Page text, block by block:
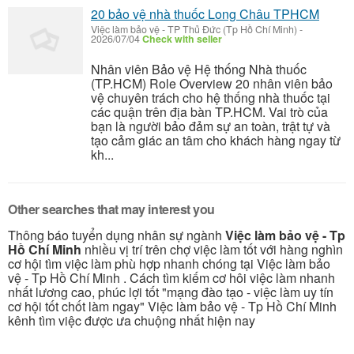
20 bảo vệ nhà thuốc Long Châu TPHCM
Việc làm bảo vệ-TP Thủ Đức (Tp Hồ Chí Minh) -
2026/07/04Check with seller
Nhân viên Bảo vệ Hệ thống Nhà thuốc
(TP.HCM) Role Overview 20 nhân viên bảo
vệ chuyên trách cho hệ thống nhà thuốc tại
các quận trên địa bàn TP.HCM. Vai trò của
bạn là người bảo đảm sự an toàn, trật tự và
tạo cảm giác an tâm cho khách hàng ngay từ
kh...
Other searches that may interest you
Thông báo tuyển dụng nhân sự ngành Việc làm bảo vệ - Tp
Hồ Chí Minhnhiều vị trí trên chợ việc làm tốt với hàng nghìn
cơ hội tìm việc làm phù hợp nhanh chóng tại Việc làm bảo
vệ - Tp Hồ Chí Minh . Cách tìm kiếm cơ hôi việc làm nhanh
nhất lương cao, phúc lợi tốt "mạng đào tạo - việc làm uy tín
cơ hội tốt chốt làm ngay" Việc làm bảo vệ - Tp Hồ Chí Minh
kênh tìm việc được ưa chuộng nhất hiện nay